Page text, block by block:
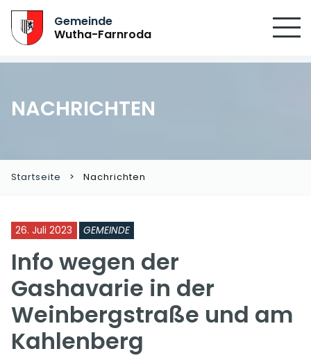
Gemeinde
Wutha-Farnroda
NACHRICHTEN
Startseite Nachrichten
26. Juli 2023 GEMEINDE
Info wegen der
Gashavarie in der
Weinbergstraße und am
Kahlenberg